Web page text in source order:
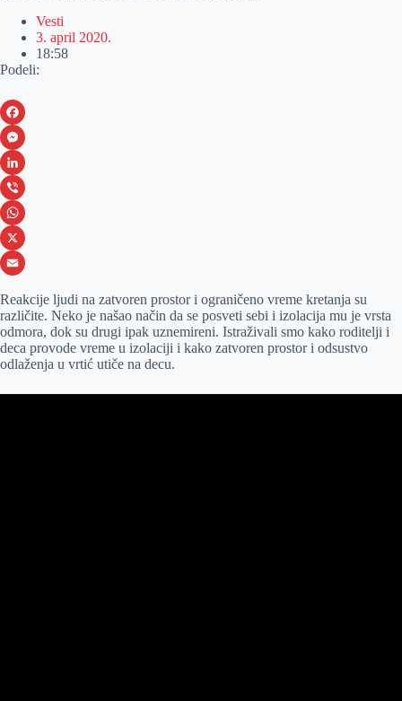
Vesti
3. april 2020.
18:58
Podeli:
F
a
c
e
b
o
k
M
e
s
s
e
g
e
r
L
i
n
k
d
I
n
V
i
b
r
W
h
t
s
A
X
m
a
i
Reakcije ljudi na zatvoren prostor i ograničeno vreme kretanja su
različite. Neko je našao način da se posveti sebi i izolacija mu je vrsta
odmora, dok su drugi ipak uznemireni. Istraživali smo kako roditelji i
deca provode vreme u izolaciji i kako zatvoren prostor i odsustvo
odlaženja u vrtić utiče na decu.